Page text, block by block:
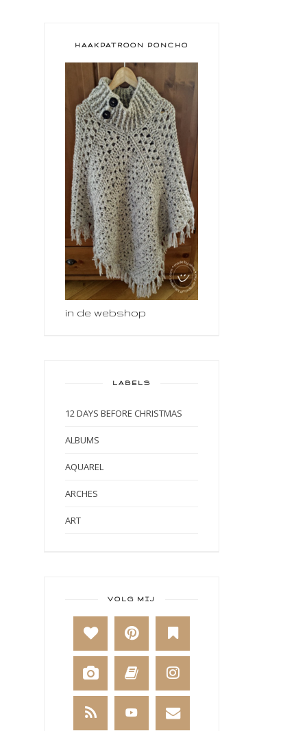
HAAKPATROON PONCHO
in de webshop
LABELS
12 DAYS BEFORE CHRISTMAS
ALBUMS
AQUAREL
ARCHES
ART
BAKKEN
BEESTENBOEL
BOEKEN
BREIEN
VOLG MIJ